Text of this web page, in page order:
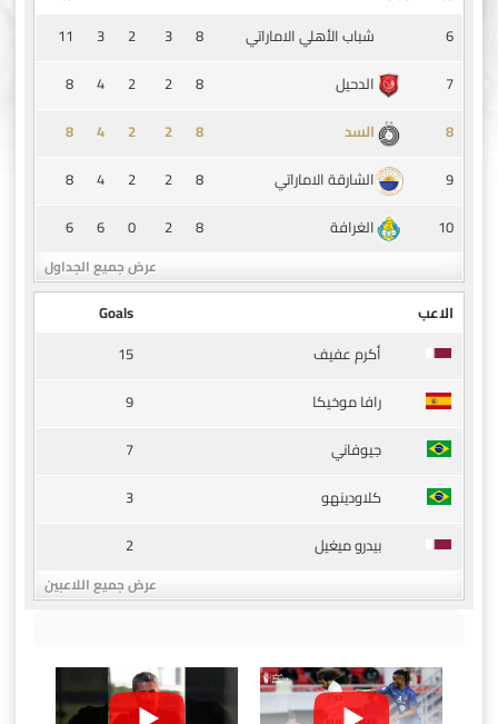
6
شباب الأهلي الاماراتي 8
3
2
3
11
7
الدحيل 8
2
2
4
8
8
السد 8
2
2
4
8
9
الشارقة الاماراتي 8
2
2
4
8
10
الغرافة 8
2
0
6
6
عرض جميع الجداول
الاعب
Goals
أكرم عفيف
15
رافا موخيكا
9
جيوفاني
7
كلاودينهو
3
بيدرو ميغيل
2
عرض جميع اللاعبين